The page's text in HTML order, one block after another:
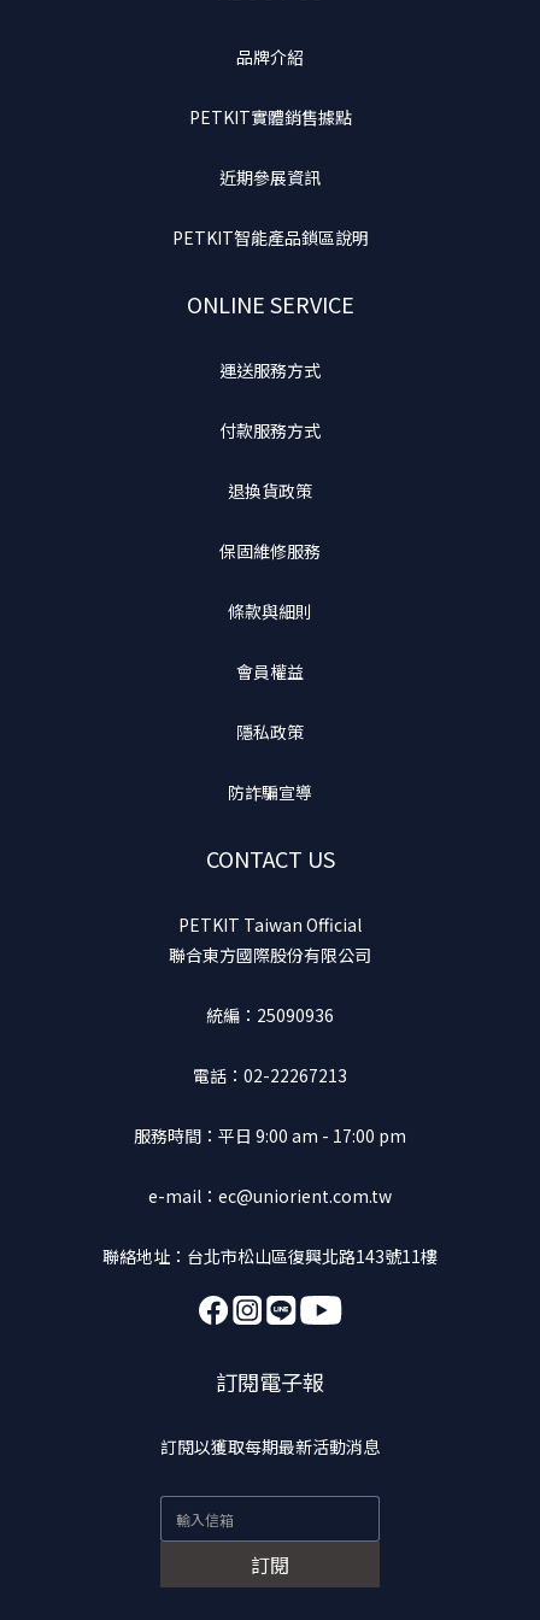
品牌介紹
PETKIT實體銷售據點
近期參展資訊
PETKIT智能產品鎖區說明
ONLINE SERVICE
運送服務方式
付款服務方式
退換貨政策
保固維修服務
條款與細則
會員權益
隱私政策
防詐騙宣導
CONTACT US
PETKIT Taiwan Official
聯合東方國際股份有限公司
統編：25090936
電話：02-22267213
服務時間：平日 9:00 am - 17:00 pm
e-mail：ec@uniorient.com.tw
聯絡地址：台北市松山區復興北路143號11樓
訂閱電子報
訂閱以獲取每期最新活動消息
訂閱